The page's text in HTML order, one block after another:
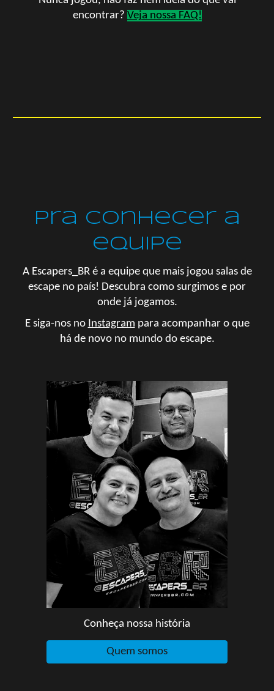
encontrar? Veja nossa FAQ!
pra Conhecer a
equipe
A Escapers_BR é a equipe que mais jogou salas de
escape no país! Descubra como surgimos e por
onde já jogamos.
E siga-nos no Instagram para acompanharo que
há de novo no mundo do escape.
Conheça nossa história
Quem somos